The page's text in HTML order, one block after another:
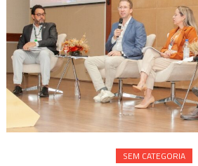
SEM CATEGORIA